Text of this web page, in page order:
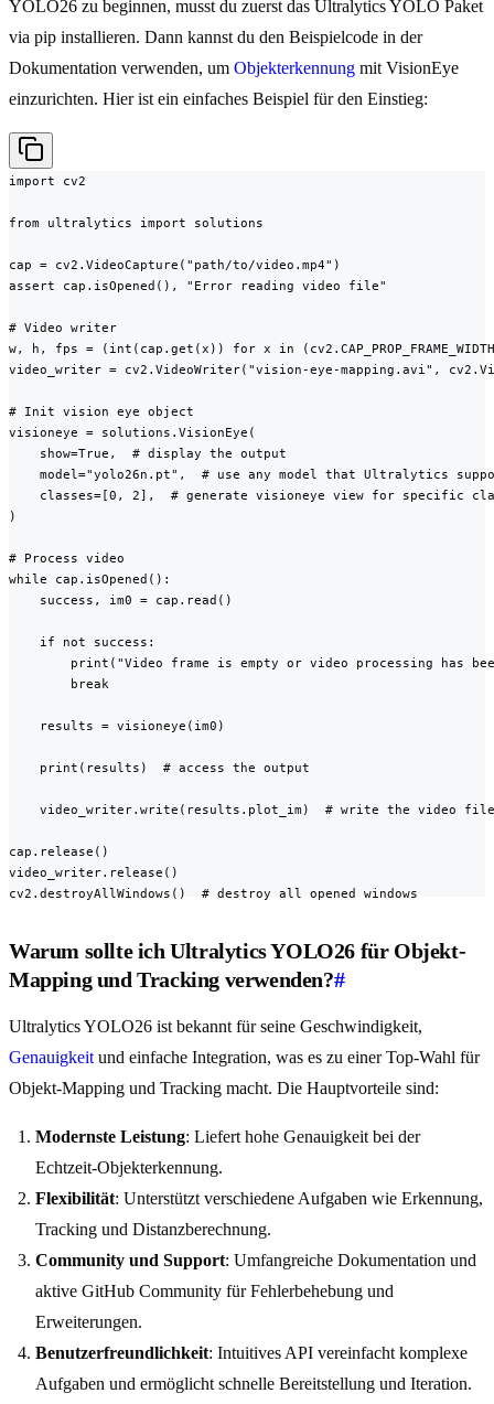
YOLO26 zu beginnen, musst du zuerst das Ultralytics YOLO Paket
via pip installieren. Dann kannst du den Beispielcode in der
Dokumentation verwenden, um Objekterkennung mit VisionEye
einzurichten. Hier ist ein einfaches Beispiel für den Einstieg:
import cv2
from ultralytics import solutions
cap = cv2.VideoCapture("path/to/video.mp4")
assert cap.isOpened(), "Error reading video file"
# Video writer
w, h, fps = (int(cap.get(x)) for x in (cv2.CAP_PROP_FRAME_WIDTH,
video_writer = cv2.VideoWriter("vision-eye-mapping.avi",
# Init vision eye object
visioneye = solutions.VisionEye(
    show=True,  # display the output
model="yolo26n.pt",  # use any model that Ultralytics
classes=[0, 2],  # generate visioneye view for specific
)
# Process video
while cap.isOpened():
    success, im0 = cap.read()
    if not success:
print("Video frame is empty or video processing has
        break
    results = visioneye(im0)
    print(results)  # access the output
    video_writer.write(results.plot_im)  # write the video file
cap.release()
video_writer.release()
cv2.destroyAllWindows()  # destroy all opened windows
Warum sollte ich Ultralytics YOLO26 für Objekt-
Mapping und Tracking verwenden?#
Ultralytics YOLO26 ist bekannt für seine Geschwindigkeit,
Genauigkeit und einfache Integration, was es zu einer Top-Wahl für
Objekt-Mapping und Tracking macht. Die Hauptvorteile sind:
Modernste Leistung: Liefert hohe Genauigkeit bei der
Echtzeit-Objekterkennung.
Flexibilität: Unterstützt verschiedene Aufgaben wie Erkennung,
Tracking und Distanzberechnung.
Community und Support: Umfangreiche Dokumentation und
aktive GitHub Community für Fehlerbehebung und
Erweiterungen.
Benutzerfreundlichkeit: Intuitives API vereinfacht komplexe
Aufgaben und ermöglicht schnelle Bereitstellung und Iteration.